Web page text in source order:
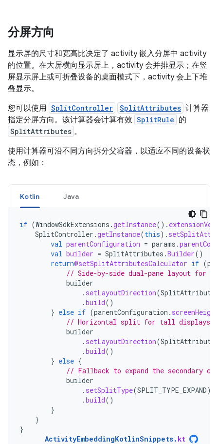
分屏方向
显示屏的尺寸和宽高比决定了 activity 嵌入分屏中 activity
的位置。在大屏横向显示屏上，activity 会并排显示；在竖
屏显示屏上或可折叠设备的桌面模式下，activity 会上下堆
叠显示。
您可以使用 SplitController SplitAttributes 计算器
指定分屏方向。该计算器会计算有效 SplitRule 的
SplitAttributes 。
使用计算器可沿不同方向拆分父容器，以适应不同的设备状
态，例如：
Kotlin Java
if (WindowSdkExtensions .getInstance().
SplitController .getInstance(this).
val parentConfiguration = params .
val builder = SplitAttributes .Builder()
return@setSplitAttributesCalculator if (
// Side-by-side dual-pane layout for
builder
. setLayoutDirection(
.build()
} else if (parentConfiguration .
// Horizontal split for tall displays.
builder
. setLayoutDirection(
.build()
} else {
// Fallback to expand the secondary
builder
. setSplitType(SPLIT_TYPE_EXPAND)
.build()
}
}
}
ActivityEmbeddingKotlinSnippets. kt